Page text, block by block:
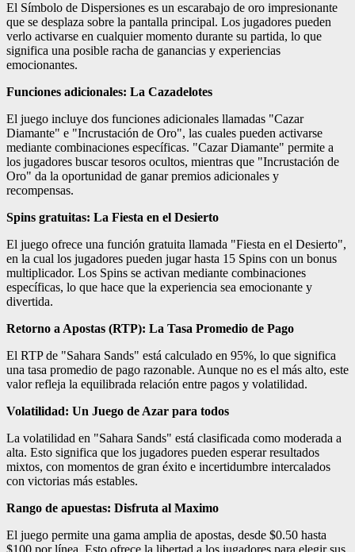
El Símbolo de Dispersiones es un escarabajo de oro impresionante
que se desplaza sobre la pantalla principal. Los jugadores pueden
verlo activarse en cualquier momento durante su partida, lo que
significa una posible racha de ganancias y experiencias
emocionantes.
Funciones adicionales: La Cazadelotes
El juego incluye dos funciones adicionales llamadas "Cazar
Diamante" e "Incrustación de Oro", las cuales pueden activarse
mediante combinaciones específicas. "Cazar Diamante" permite a
los jugadores buscar tesoros ocultos, mientras que "Incrustación de
Oro" da la oportunidad de ganar premios adicionales y
recompensas.
Spins gratuitas: La Fiesta en el Desierto
El juego ofrece una función gratuita llamada "Fiesta en el Desierto",
en la cual los jugadores pueden jugar hasta 15 Spins con un bonus
multiplicador. Los Spins se activan mediante combinaciones
específicas, lo que hace que la experiencia sea emocionante y
divertida.
Retorno a Apostas (RTP): La Tasa Promedio de Pago
El RTP de "Sahara Sands" está calculado en 95%, lo que significa
una tasa promedio de pago razonable. Aunque no es el más alto, este
valor refleja la equilibrada relación entre pagos y volatilidad.
Volatilidad: Un Juego de Azar para todos
La volatilidad en "Sahara Sands" está clasificada como moderada a
alta. Esto significa que los jugadores pueden esperar resultados
mixtos, con momentos de gran éxito e incertidumbre intercalados
con victorias más estables.
Rango de apuestas: Disfruta al Maximo
El juego permite una gama amplia de apostas, desde $0.50 hasta